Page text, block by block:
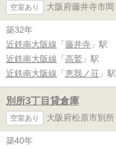
空室あり 大阪府藤井寺市岡
築32年
近鉄南大阪線 「 藤井寺 」駅
近鉄南大阪線 「 高鷲 」駅
近鉄南大阪線 「 恵我ノ荘 」駅
別所3丁目貸倉庫
空室あり 大阪府松原市別所
築40年